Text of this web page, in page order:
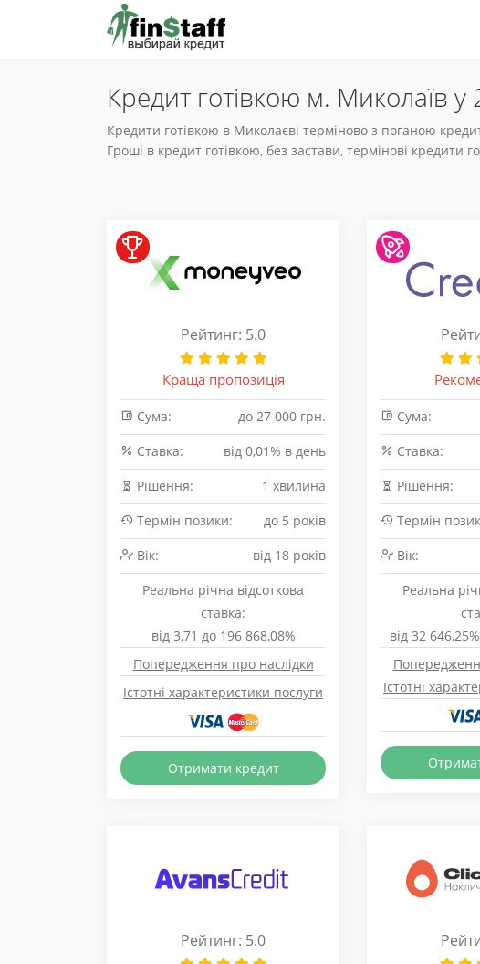
Кредит готівкою м. Миколаїв у
Кредити готівкою в Миколаєві терміново з поганою
Гроші в кредит готівкою, без застави, термінові кредити
Рейтинг: 5.0
Краща пропозиція
Сума:
до 27 000 грн.
Cтавка:
від 0,01% в день
Рішення:
1 хвилина
Термін позики:
до 5 років
Вік:
від 18 років
Реальна річна відсоткова
ставка:
від 3,71 до 196 868,08%
Попередження про наслідки
Істотні характеристики послуги
Отримати кредит
Сума:
Cтавка:
Рішення:
Термін
Вік:
Реальна
від 32
Істотні
Рейтинг: 5.0